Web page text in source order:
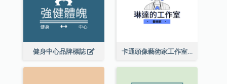
健身中心品牌標誌 卡通頭像藝術家工作室標誌